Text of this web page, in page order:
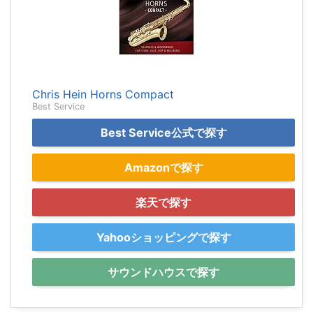
Chris Hein Horns Compact
Best Service
Best Service公式で探す
Amazonで探す
楽天で探す
Yahooショッピングで探す
サウンドハウスで探す